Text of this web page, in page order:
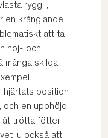
rygg-, -
en krånglande
att ta
höj- och
många skilda
hjärtats position
och en upphöjd
åt trötta fötter
ju också att